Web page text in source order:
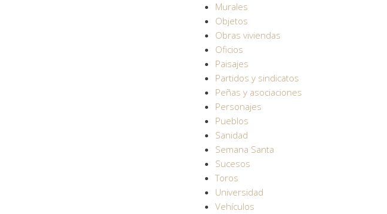
Murales
Objetos
Obras viviendas
Oficios
Paisajes
Partidos y sindicatos
Peñas y asociaciones
Personajes
Pueblos
Sanidad
Semana Santa
Sucesos
Toros
Universidad
Vehículos